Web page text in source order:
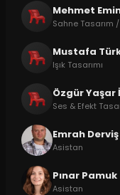
Mehmet
Sahne Tasarım
Mustafa
Işık Tasarımı
Özgür Yaşar
Ses & Efekt
Emrah
Asistan
Pınar Pamuk
Asistan